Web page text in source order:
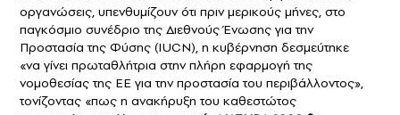
οργανώσεις, υπενθυμίζουν ότι πριν μερικούς μήνες, στο
παγκόσμιο συνέδριο της Διεθνούς Ένωσης για την
Προστασία της Φύσης (IUCN), η κυβέρνηση δεσμεύτηκε
«να γίνει πρωταθλήτρια στην πλήρη εφαρμογή της
νομοθεσίας της ΕΕ για την προστασία του περιβάλλοντος»,
τονίζοντας «πως η ανακήρυξη του καθεστώτος